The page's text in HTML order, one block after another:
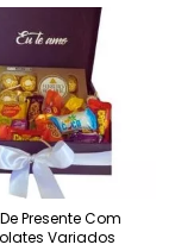
Presente Com
Variados